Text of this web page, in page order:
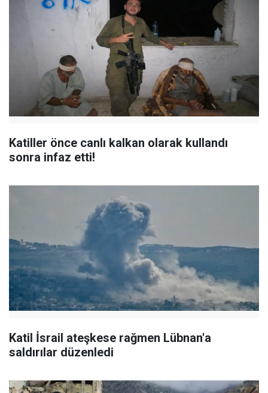
Katiller önce canlı kalkan olarak kullandı
sonra infaz etti!
Katil İsrail ateşkese rağmen Lübnan'a
saldırılar düzenledi